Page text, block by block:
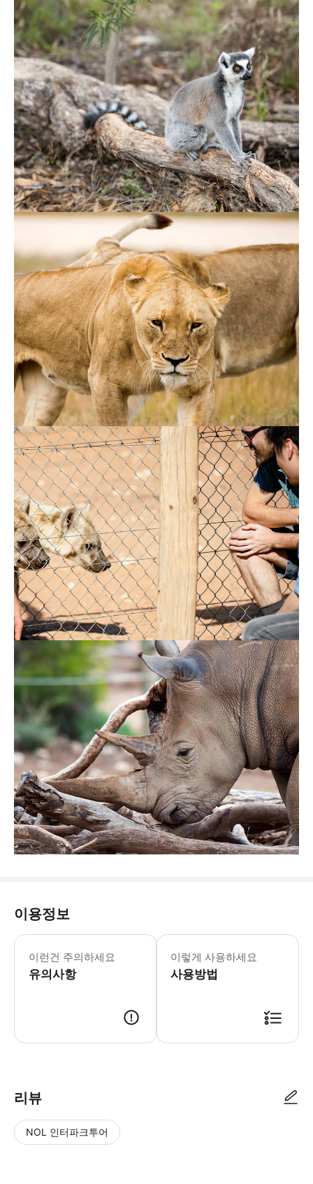
이용정보
이런건 주의하세요
유의사항
이렇게 사용하세요
사용방법
리뷰
NOL 인터파크투어